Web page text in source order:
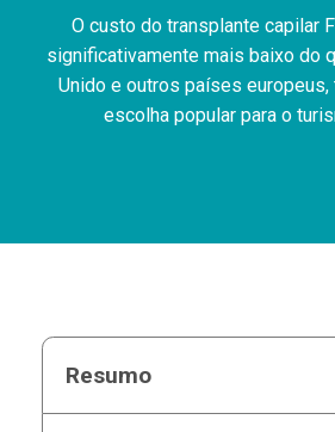
O custo do transplante capilar
significativamente mais baixo do
Unido e outros países
escolha popular para o
Resumo